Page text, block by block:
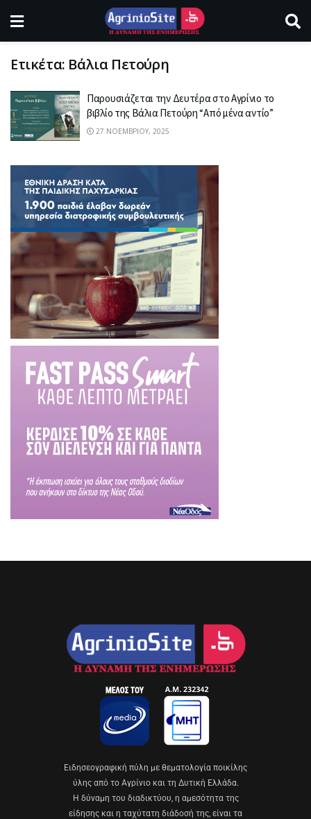
Ετικέτα: Βάλια Πετούρη
Παρουσιάζεται την Δευτέρα στο Αγρίνιο το
βιβλίο της Βάλια Πετούρη “Από μένα αντίο”
27 ΝΟΕΜΒΡΊΟΥ, 2025
Eιδησεογραφική πύλη με θεματολογία ποικίλης
ύλης από το Αγρίνιο και τη Δυτική Ελλάδα.
Η δύναμη του διαδικτύου, η αμεσότητα της
είδησης και η ταχύτατη διάδοσή της, είναι τα